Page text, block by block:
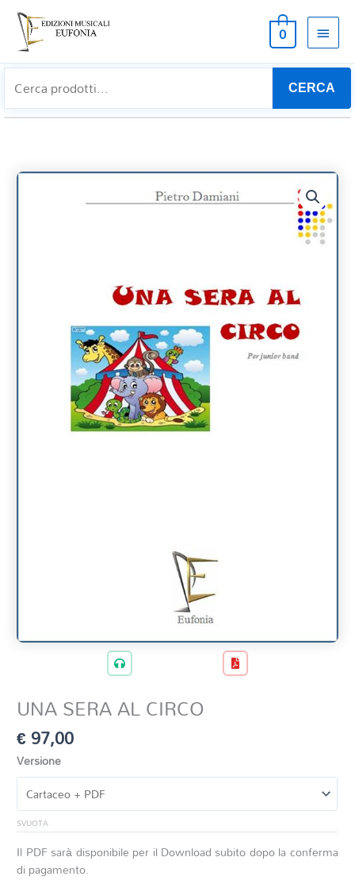
0
CERCA
UNA SERA AL CIRCO
€97,00
Versione
SVUOTA
Il PDF sarà disponibile per il Download subito dopo la conferma
di pagamento.